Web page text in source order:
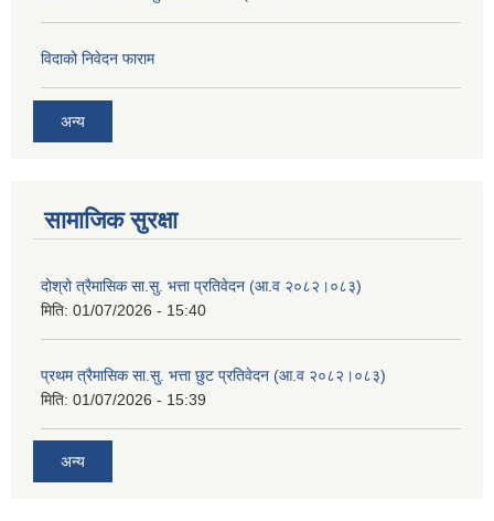
विदाको निवेदन फाराम
अन्य
सामाजिक सुरक्षा
दोश्रो त्रैमासिक सा.सु. भत्ता प्रतिवेदन (आ.व २०८२।०८३)
मिति: 01/07/2026 - 15:40
प्रथम त्रैमासिक सा.सु. भत्ता छुट प्रतिवेदन (आ.व २०८२।०८३)
मिति: 01/07/2026 - 15:39
अन्य